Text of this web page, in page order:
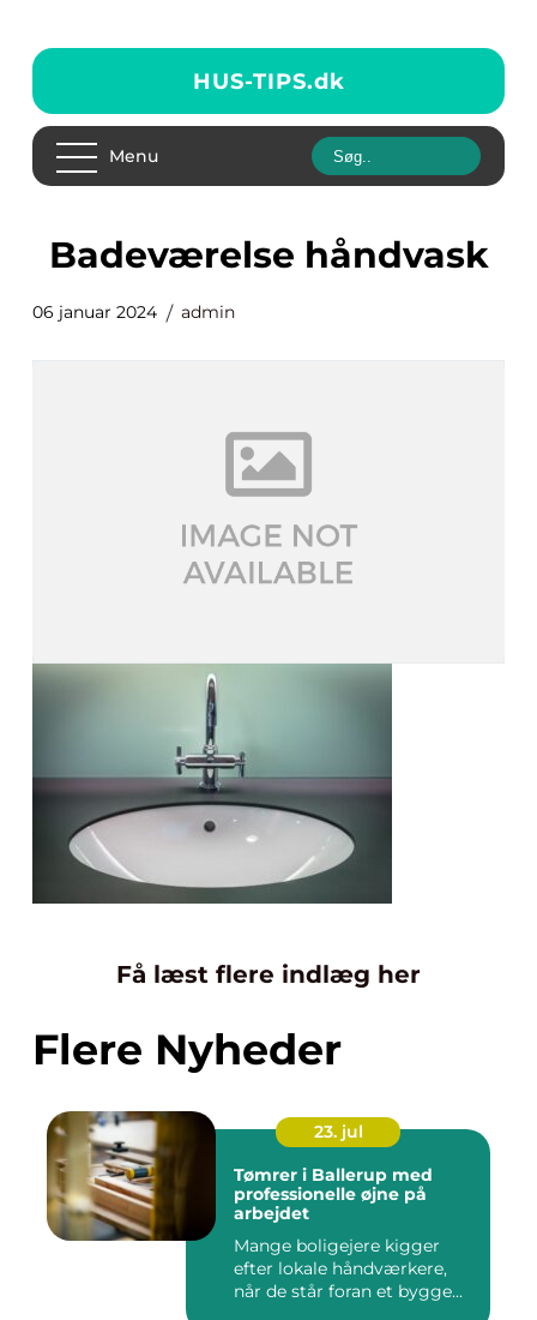
HUS-TIPS.dk
Menu
badeværelse håndvask
06 januar 2024 admin
Få læst flere indlæg her
Flere Nyheder
23. jul
Tømrer i Ballerup med
professionelle øjne på
arbejdet
Mange boligejere kigger
efter lokale håndværkere,
når de står foran et bygge...